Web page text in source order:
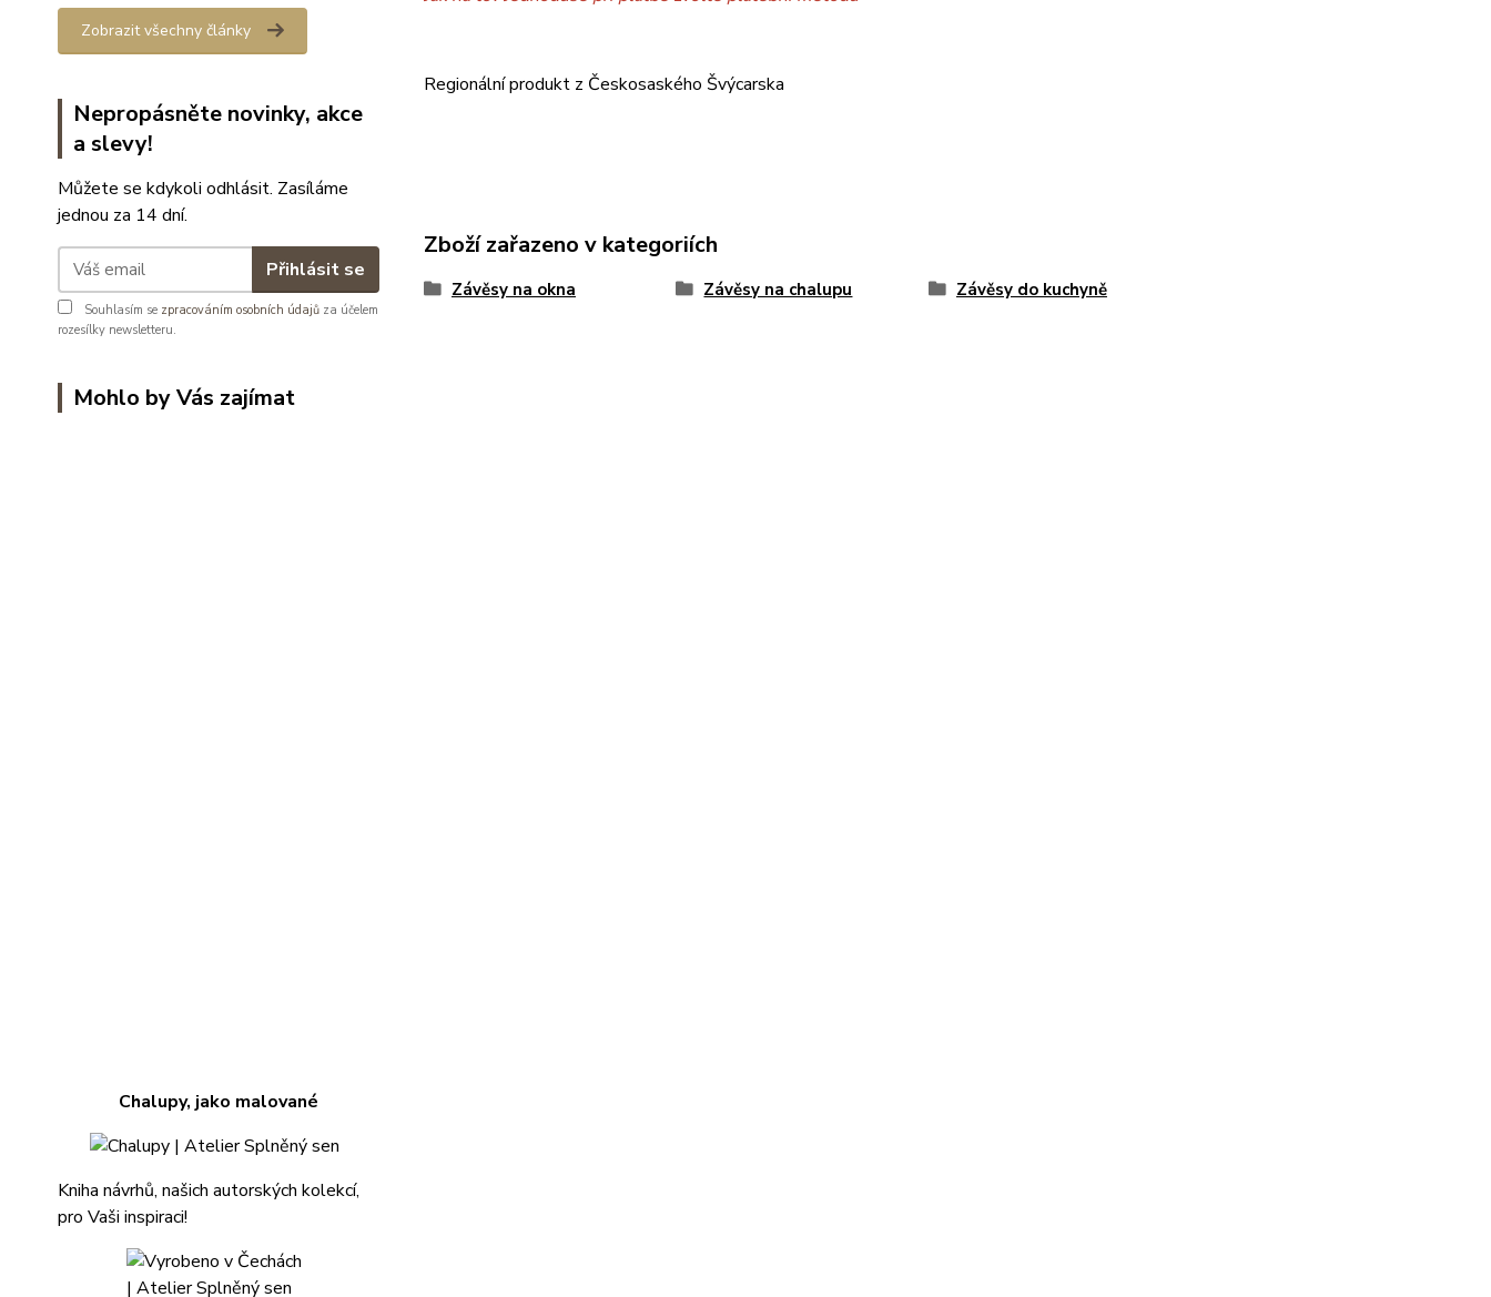
Zobrazit všechny články
Nepropásněte novinky, akce
a slevy!
Můžete se kdykoli odhlásit. Zasíláme
jednou za 14 dní.
Přihlásit se
Souhlasím se zpracováním osobních údajů za účelem
rozesílky newsletteru.
Mohlo by Vás zajímat
Chalupy, jako malované
Kniha návrhů, našich autorských kolekcí,
pro Vaši inspiraci!
Regionální produkt z Českosaského Švýcarska
Zboží zařazeno v kategoriích
Závěsy na okna Závěsy na chalupu Závěsy do kuchyně